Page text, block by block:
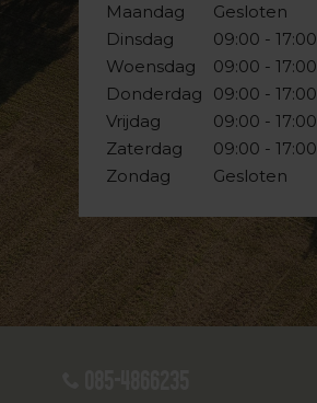
Maandag
Dinsdag
Woensdag
Donderdag
Vrijdag
Zaterdag
Zondag
Gesloten
09:00 - 17:00
09:00 - 17:00
09:00 - 17:00
09:00 - 17:00
09:00 - 17:00
Gesloten